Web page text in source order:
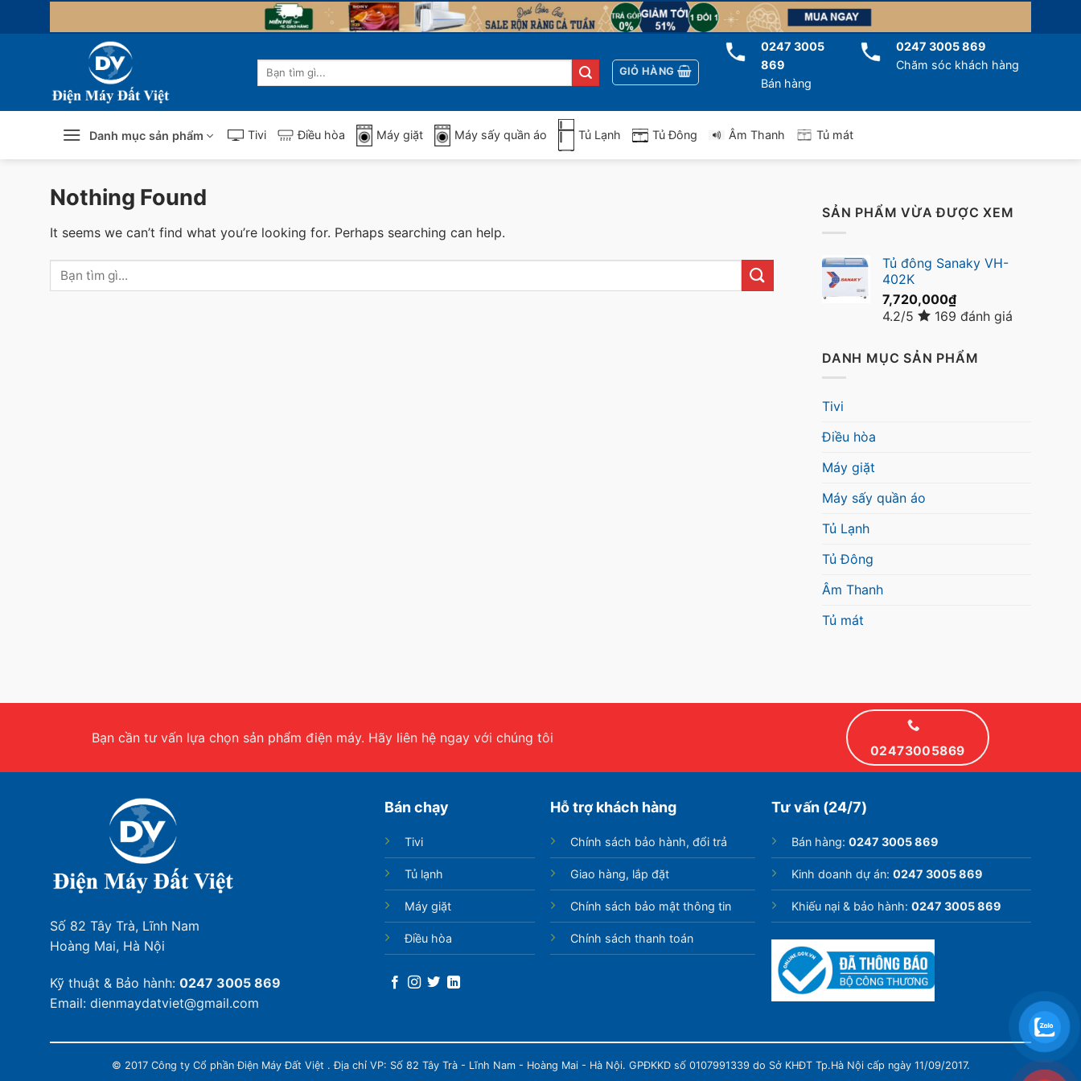
Tìm
kiếm:
GIỎ HÀNG
0247 3005
869
Bán hàng
0247 3005 869
Chăm sóc khách hàng
Danh mục sản phẩm Tivi Điều hòa Máy giặt Máy sấy quần áo Tủ Lạnh Tủ Đông Âm Thanh Tủ mát
Nothing Found
It seems we can’t find what you’re looking for. Perhaps searching can help.
SẢN PHẨM VỪA ĐƯỢC XEM
Tủ đông Sanaky VH-
402K
7,720,000₫
4.2/5
169 đánh giá
DANH MỤC SẢN PHẨM
Tivi
Điều hòa
Máy giặt
Máy sấy quần áo
Tủ Lạnh
Tủ Đông
Âm Thanh
Tủ mát
Bạn cần tư vấn lựa chọn sản phẩm điện máy. Hãy liên hệ ngay với chúng tôi
02473005869
Số 82 Tây Trà, Lĩnh Nam
Hoàng Mai, Hà Nội
Kỹ thuật & Bảo hành: 0247 3005 869
Email: dienmaydatviet@gmail.com
Bán chạy
Tivi
Tủ lạnh
Máy giặt
Điều hòa
Hỗ trợ khách hàng
Chính sách bảo hành, đổi trả
Giao hàng, lắp đặt
Chính sách bảo mật thông tin
Chính sách thanh toán
Tư vấn (24/7)
Bán hàng: 0247 3005 869
Kinh doanh dự án: 0247 3005 869
Khiếu nại & bảo hành: 0247 3005 869
© 2017 Công ty Cổ phần Điện Máy Đất Việt . Địa chỉ VP: Số 82 Tây Trà - Lĩnh Nam - Hoàng Mai - Hà Nội. GPĐKKD số 0107991339 do Sở KHĐT Tp.Hà Nội cấp ngày 11/09/2017.